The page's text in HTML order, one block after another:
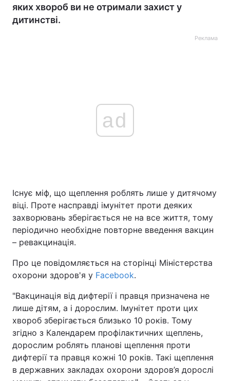
Головна Війна
Україна Політика
Економіка
Спорт Наука
Зброя Інциденти
Здоров'я Туризм
Цікавинки Погода
Екологія Регіони
яких хвороб ви не отримали захист у
дитинстві.
Реклама
ad
Існує міф, що щеплення роблять лише у дитячому
віці. Проте насправді імунітет проти деяких
захворювань зберігається не на все життя, тому
періодично необхідне повторне введення вакцин
– ревакцинація.
Про це повідомляється на сторінці Міністерства
охорони здоров'я у Facebook.
"Вакцинація від дифтерії і правця призначена не
лише дітям, а і дорослим. Імунітет проти цих
хвороб зберігається близько 10 років. Тому
згідно з Календарем профілактичних щеплень,
дорослим роблять планові щеплення проти
дифтерії та правця кожні 10 років. Такі щеплення
в державних закладах охорони здоров’я дорослі